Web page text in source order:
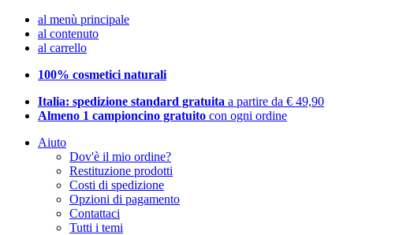
al menù principale
al contenuto
al carrello
100% cosmetici naturali
Italia: spedizione standard gratuita a partire da € 49,90
Almeno 1 campioncino gratuito con ogni ordine
Aiuto
Dov'è il mio ordine?
Restituzione prodotti
Costi di spedizione
Opzioni di pagamento
Contattaci
Tutti i temi